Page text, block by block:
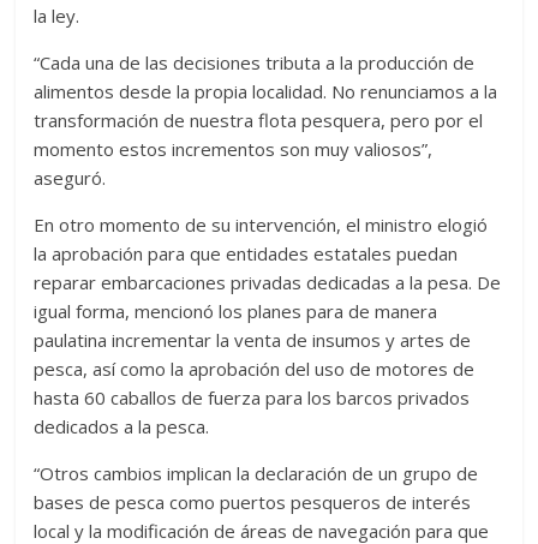
la ley.
“Cada una de las decisiones tributa a la producción de
alimentos desde la propia localidad. No renunciamos a la
transformación de nuestra flota pesquera, pero por el
momento estos incrementos son muy valiosos”,
aseguró.
En otro momento de su intervención, el ministro elogió
la aprobación para que entidades estatales puedan
reparar embarcaciones privadas dedicadas a la pesa. De
igual forma, mencionó los planes para de manera
paulatina incrementar la venta de insumos y artes de
pesca, así como la aprobación del uso de motores de
hasta 60 caballos de fuerza para los barcos privados
dedicados a la pesca.
“Otros cambios implican la declaración de un grupo de
bases de pesca como puertos pesqueros de interés
local y la modificación de áreas de navegación para que